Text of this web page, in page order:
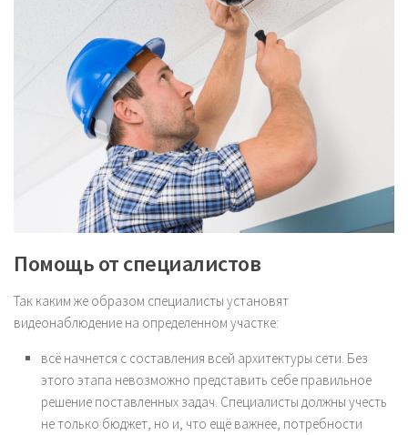
Помощь от специалистов
Так каким же образом специалисты установят
видеонаблюдение на определенном участке:
всё начнется с составления всей архитектуры сети. Без
этого этапа невозможно представить себе правильное
решение поставленных задач. Специалисты должны учесть
не только бюджет, но и, что ещё важнее, потребности